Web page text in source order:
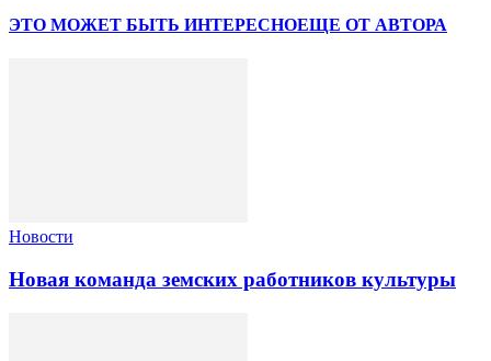
ЭТО МОЖЕТ БЫТЬ ИНТЕРЕСНОЕЩЕ ОТ АВТОРА
Новости
Новая команда земских работников культуры